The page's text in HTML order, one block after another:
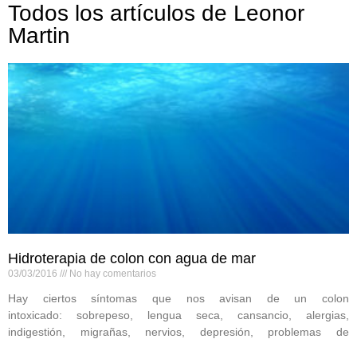
Todos los artículos de Leonor
Martin
Hidroterapia de colon con agua de mar
03/03/2016 No hay comentarios
Hay ciertos síntomas que nos avisan de un colon
intoxicado: sobrepeso, lengua seca, cansancio, alergias,
indigestión, migrañas, nervios, depresión, problemas de